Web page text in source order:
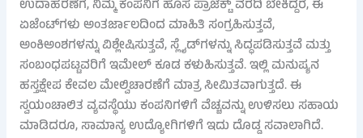
ಉದಾಹರಣೆಗೆ, ನಿಮ್ಮ ಕಂಪನಿಗೆ ಹೊಸ ಪ್ರಾಜೆಕ್ಟ್ ವರದಿ ಬೇಕಿದ್ದರೆ, ಈ
ಏಜೆಂಟ್‌ಗಳು ಅಂತರ್ಜಾಲದಿಂದ ಮಾಹಿತಿ ಸಂಗ್ರಹಿಸುತ್ತವೆ,
ಅಂಕಿಅಂಶಗಳನ್ನು ವಿಶ್ಲೇಷಿಸುತ್ತವೆ, ಸ್ಲೈಡ್‌ಗಳನ್ನು ಸಿದ್ಧಪಡಿಸುತ್ತವೆ ಮತ್ತು
ಸಂಬಂಧಪಟ್ಟವರಿಗೆ ಇಮೇಲ್ ಕೂಡ ಕಳುಹಿಸುತ್ತವೆ. ಇಲ್ಲಿ ಮನುಷ್ಯನ
ಹಸ್ತಕ್ಷೇಪ ಕೇವಲ ಮೇಲ್ವಿಚಾರಣೆಗೆ ಮಾತ್ರ ಸೀಮಿತವಾಗುತ್ತದೆ. ಈ
ಸ್ವಯಂಚಾಲಿತ ವ್ಯವಸ್ಥೆಯು ಕಂಪನಿಗಳಿಗೆ ವೆಚ್ಚವನ್ನು ಉಳಿಸಲು ಸಹಾಯ
ಮಾಡಿದರೂ, ಸಾಮಾನ್ಯ ಉದ್ಯೋಗಿಗಳಿಗೆ ಇದು ದೊಡ್ಡ ಸವಾಲಾಗಿದೆ.